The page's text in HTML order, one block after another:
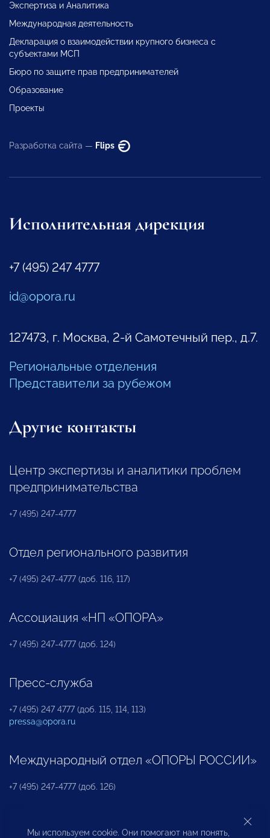
Экспертиза и Аналитика
Международная деятельность
Декларация о взаимодействии крупного бизнеса с
субъектами МСП
Бюро по защите прав предпринимателей
Образование
Проекты
Разработка сайта — Flips
Исполнительная дирекция
+7 (495) 247 4777
id@opora.ru
127473, г. Москва, 2-й Самотечный пер., д.7.
Региональные отделения
Представители за рубежом
Другие контакты
Центр экспертизы и аналитики проблем
предпринимательства
+7 (495) 247-4777
Отдел регионального развития
+7 (495) 247-4777 (доб. 116, 117)
Ассоциация «НП «ОПОРА»
+7 (495) 247-4777 (доб. 124)
Пресс-служба
+7 (495) 247 4777 (доб. 115, 114, 113)
pressa@opora.ru
Международный отдел «ОПОРЫ РОССИИ»
+7 (495) 247-4777 (доб. 126)
Бюро по защите прав предпринимателей и
Мы используем cookie. Они помогают нам понять,